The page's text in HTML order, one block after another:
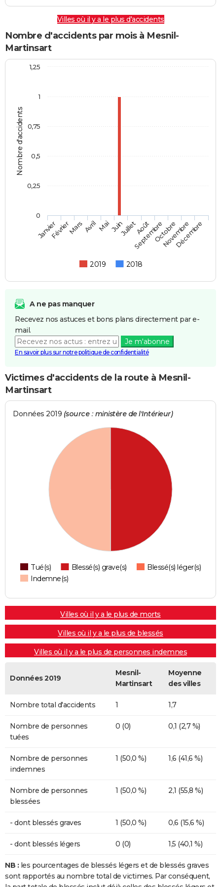
Villes où il y a le plus d'accidents
Nombre d'accidents par mois à Mesnil-
Martinsart
Nombre d'accidents
2019 2018
JanvierFévrierMars AvrilMaiJuinJuilletAoût
SeptembreOctobre
Novembre
Décembre
0
1
0,25
0,5
0,75
1,25
A ne pas manquer
Recevez nos astuces et bons plans directement par e-
mail.
Je m'abonne
En savoir plus sur notre politique de confidentialité
Victimes d'accidents de la route à Mesnil-
Martinsart
Données 2019 (source : ministère de l'Intérieur)
Tué(s) Blessé(s) grave(s)
Blessé(s) léger(s)
Indemne(s)
Villes où il y a le plus de morts
Villes où il y a le plus de blessés
Villes où il y a le plus de personnes indemnes
Données 2019
Mesnil-
Martinsart
Moyenne
des villes
Nombre total d'accidents 1 1,7
Nombre de personnes
tuées
0 (0) 0,1 (2,7 %)
Nombre de personnes
indemnes
1 (50,0 %) 1,6 (41,6 %)
Nombre de personnes
blessées
1 (50,0 %) 2,1 (55,8 %)
- dont blessés graves 1 (50,0 %) 0,6 (15,6 %)
- dont blessés légers 0 (0) 1,5 (40,1 %)
NB : les pourcentages de blessés légers et de blessés graves
sont rapportés au nombre total de victimes. Par conséquent,